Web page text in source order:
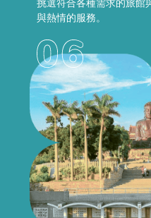
挑選符合各種需求的旅館
與熱情的服務。